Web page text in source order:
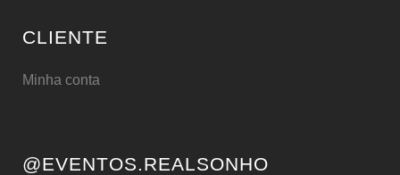
CLIENTE
Minha conta
@EVENTOS.REALSONHO